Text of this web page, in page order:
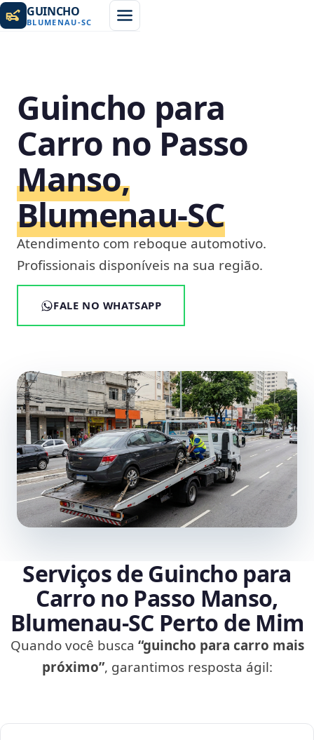
GUINCHO
BLUMENAU-SC
Guincho para
Carro no Passo
Manso,
Blumenau‑SC
Atendimento com reboque automotivo.
Profissionais disponíveis na sua região.
FALE NO WHATSAPP
Serviços de Guincho para
Carro no Passo Manso,
Blumenau‑SC Perto de Mim
Quando você busca “guincho para carro mais
próximo”, garantimos resposta ágil: